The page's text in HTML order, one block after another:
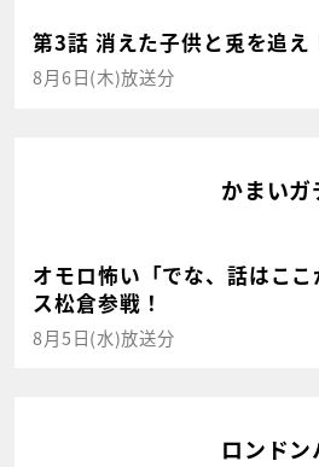
第3話 消えた子供と兎を追え
8月6日(木)放送分
かまいガ
オモロ怖い「でな、話はこ
ス松倉参戦！
8月5日(水)放送分
ロンドン